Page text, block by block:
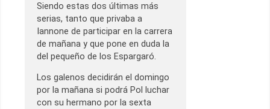
Siendo estas dos últimas más
serias, tanto que privaba a
Iannone de participar en la carrera
de mañana y que pone en duda la
del pequeño de los Espargaró.
Los galenos decidirán el domingo
por la mañana si podrá Pol luchar
con su hermano por la sexta